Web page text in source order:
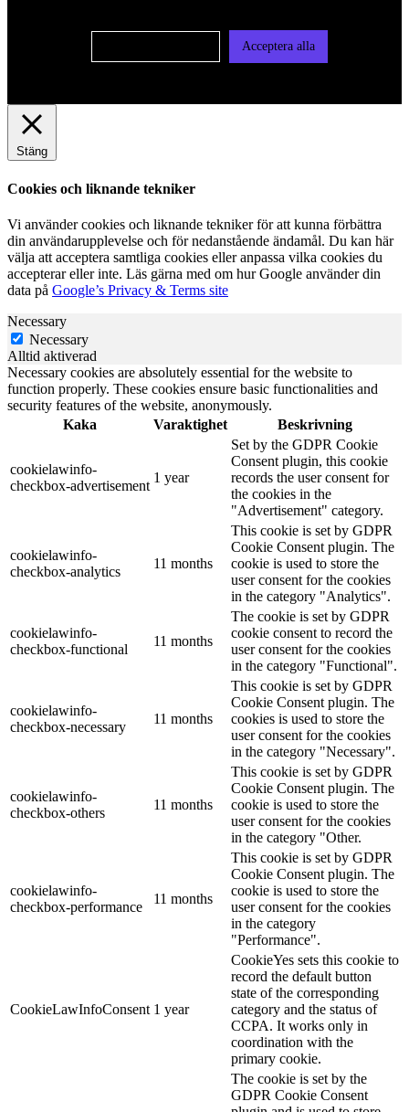
Acceptera alla
Stäng
Cookies och liknande tekniker
Vi använder cookies och liknande tekniker för att kunna förbättra
din användarupplevelse och för nedanstående ändamål. Du kan här
välja att acceptera samtliga cookies eller anpassa vilka cookies du
accepterar eller inte. Läs gärna med om hur Google använder din
data på Google’s Privacy & Terms site
Necessary
Necessary
Alltid aktiverad
Necessary cookies are absolutely essential for the website to
function properly. These cookies ensure basic functionalities and
security features of the website, anonymously.
Kaka
Varaktighet Beskrivning
cookielawinfo-
checkbox-advertisement
1 year
Set by the GDPR Cookie
Consent plugin, this cookie
records the user consent for
the cookies in the
"Advertisement" category.
cookielawinfo-
checkbox-analytics
11 months
This cookie is set by GDPR
Cookie Consent plugin. The
cookie is used to store the
user consent for the cookies
in the category "Analytics".
cookielawinfo-
checkbox-functional
11 months
The cookie is set by GDPR
cookie consent to record the
user consent for the cookies
in the category "Functional".
cookielawinfo-
checkbox-necessary
11 months
This cookie is set by GDPR
Cookie Consent plugin. The
cookies is used to store the
user consent for the cookies
in the category "Necessary".
cookielawinfo-
checkbox-others
11 months
This cookie is set by GDPR
Cookie Consent plugin. The
cookie is used to store the
user consent for the cookies
in the category "Other.
cookielawinfo-
checkbox-performance
11 months
This cookie is set by GDPR
Cookie Consent plugin. The
cookie is used to store the
user consent for the cookies
in the category
"Performance".
CookieLawInfoConsent 1 year
CookieYes sets this cookie to
record the default button
state of the corresponding
category and the status of
CCPA. It works only in
coordination with the
primary cookie.
The cookie is set by the
GDPR Cookie Consent